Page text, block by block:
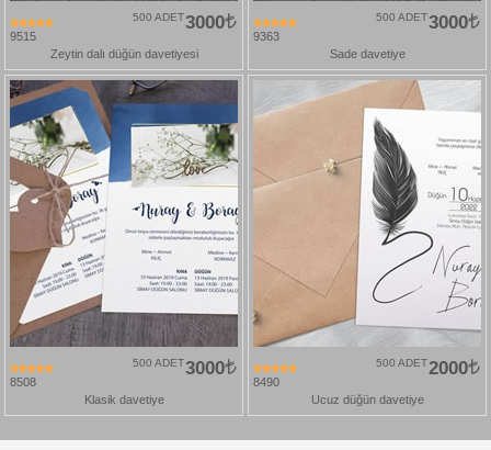
9515
3000
500 ADET
Zeytin dalı düğün davetiyesi
9363
3000
500 ADET
Sade davetiye
8508
3000
500 ADET
Klasik davetiye
8490
2000
500 ADET
Ucuz düğün davetiye